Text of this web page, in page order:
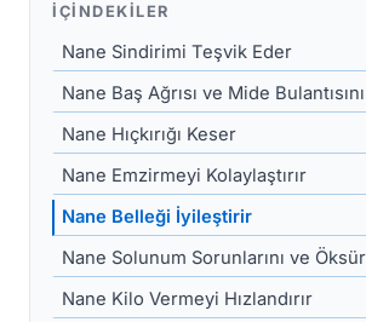
İÇINDEKILER
Nane Sindirimi Teşvik Eder
Nane Baş Ağrısı ve Mide
Nane Hıçkırığı Keser
Nane Emzirmeyi Kolaylaştırır
Nane Belleği İyileştirir
Nane Solunum Sorunlarını ve
Nane Kilo Vermeyi Hızlandırır